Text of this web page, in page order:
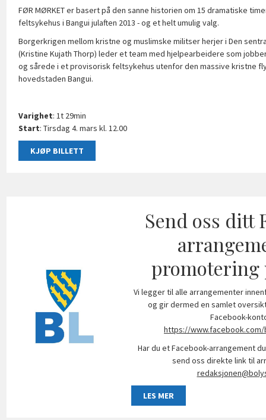
FØR MØRKET er basert på den sanne historien om 15 dramatiske
feltsykehus i Bangui julaften 2013 - og et helt umulig valg.
Borgerkrigen mellom kristne og muslimske militser herjer i Den
(Kristine Kujath Thorp) leder et team med hjelpearbeidere som
og sårede i et provisorisk feltsykehus utenfor den massive kristne
hovedstaden Bangui.
Varighet: 1t 29min
Start: Tirsdag 4. mars kl. 12.00
KJØP BILLETT
Send oss ditt
promotering
Vi legger til alle arrangementer
og gir dermed en samlet
Facebook-
https://
Har du et Facebook-arrangement
send oss direkte link til
LES MER